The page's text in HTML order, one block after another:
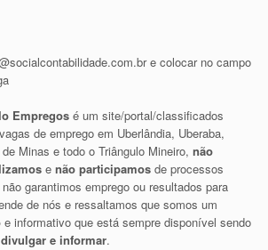
e colocar no campo
Empregos é um site/portal/classificados
de emprego em Uberlândia, Uberaba,
Minas e todo o Triângulo Mineiro,não
enão participamos de processos
garantimos emprego ou resultados para
de nós e ressaltamos que somos um
e informativo que está sempre disponível sendo
divulgar e informar.